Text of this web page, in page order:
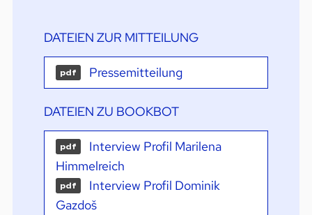
DATEIEN ZUR MITTEILUNG
pdf Pressemitteilung
DATEIEN ZU BOOKBOT
pdf
Interview Profil Marilena
Himmelreich
pdf
Interview Profil Dominik
Gazdoš